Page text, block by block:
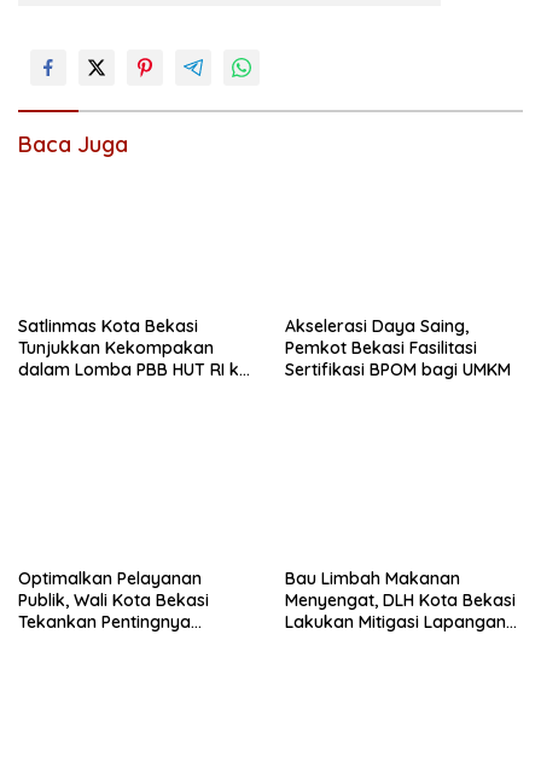
Baca Juga
Satlinmas Kota Bekasi
Tunjukkan Kekompakan
dalam Lomba PBB HUT RI ke-
Akselerasi Daya Saing,
Pemkot Bekasi Fasilitasi
Sertifikasi BPOM bagi UMKM
Optimalkan Pelayanan
Publik, Wali Kota Bekasi
Tekankan Pentingnya
Bau Limbah Makanan
Menyengat, DLH Kota Bekasi
Lakukan Mitigasi Lapangan